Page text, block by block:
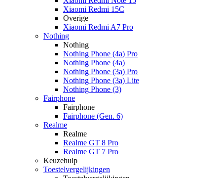
Xiaomi Redmi 15C
Overige
Xiaomi Redmi A7 Pro
Nothing
Nothing
Nothing Phone (4a) Pro
Nothing Phone (4a)
Nothing Phone (3a) Pro
Nothing Phone (3a) Lite
Nothing Phone (3)
Fairphone
Fairphone
Fairphone (Gen. 6)
Realme
Realme
Realme GT 8 Pro
Realme GT 7 Pro
Keuzehulp
Toestelvergelijkingen